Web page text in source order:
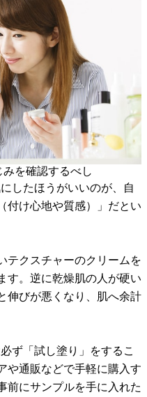
を確認するべし
したほうがいいのが、自
付け心地や質感）」だとい
テクスチャーのクリームを
す。逆に乾燥肌の人が硬い
伸びが悪くなり、肌へ余計
ず「試し塗り」をするこ
や通販などで手軽に購入す
前にサンプルを手に入れた